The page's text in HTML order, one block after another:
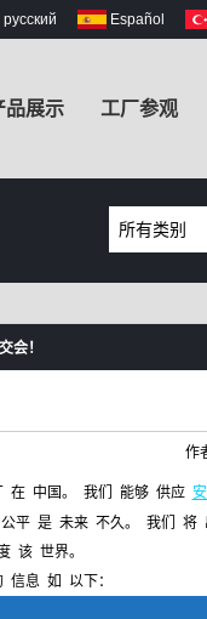
русский Español
品展示 工厂参观
所有类别
Fishing
会！
作
在中国。 我们 能够供应
公平是未来不久。 我们 将
该世界。
信息如 以下：